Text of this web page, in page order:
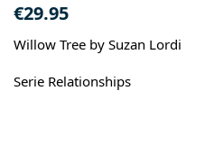
€29.95
Willow Tree by Suzan Lordi
Serie Relationships